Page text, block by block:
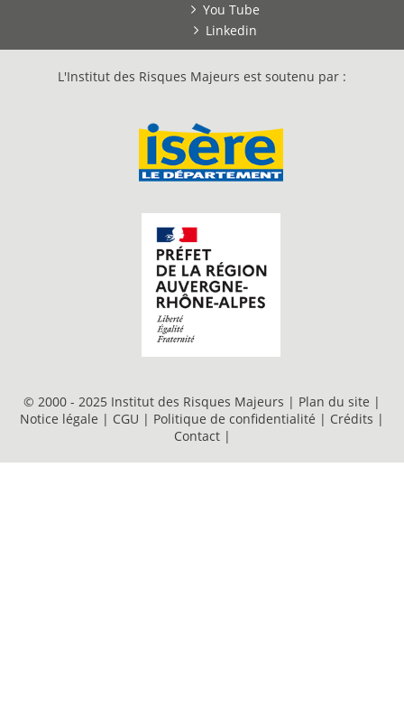
You Tube
Linkedin
L'Institut des Risques Majeurs est soutenu par :
© 2000 - 2025 Institut des Risques Majeurs | Plan du site |
Notice légale | CGU | Politique de confidentialité | Crédits |
Contact |